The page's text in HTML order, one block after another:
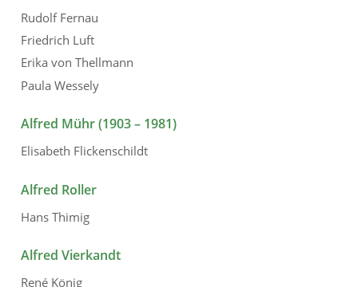
Rudolf Fernau
Friedrich Luft
Erika von Thellmann
Paula Wessely
Alfred Mühr (1903 – 1981)
Elisabeth Flickenschildt
Alfred Roller
Hans Thimig
Alfred Vierkandt
René König